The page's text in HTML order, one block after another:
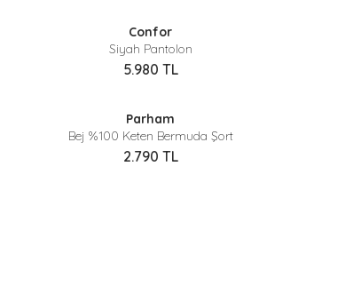
Confor
Siyah Pantolon
5.980 TL
Parham
Bej %100 Keten Bermuda Şort
2.790 TL